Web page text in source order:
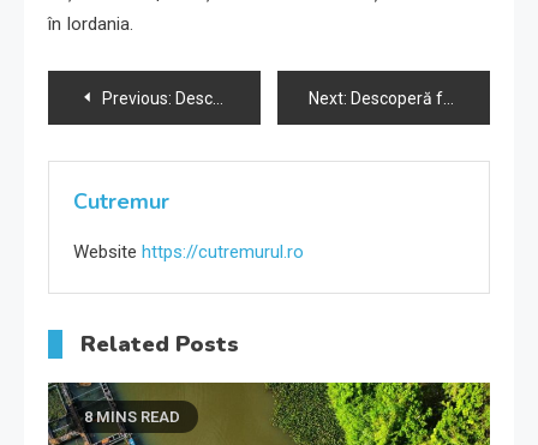
în Iordania.
Navigare
în
articole
Previous: Descoperă Stuttgart, orașul de vis și tehnologiei. Next: Descoperă farmecul orașului Geneva.
Cutremur
Website https://cutremurul.ro
Related Posts
8 MINS READ